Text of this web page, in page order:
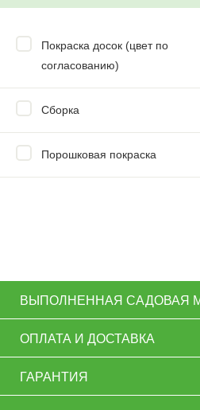
Покраска досок (цвет по
согласованию)
Сборка
Порошковая покраска
ВЫПОЛНЕННАЯ САДОВАЯ
ОПЛАТА И ДОСТАВКА
ГАРАНТИЯ